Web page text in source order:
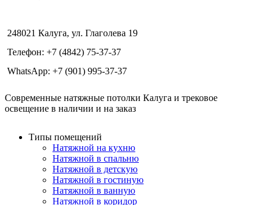
248021 Калуга, ул. Глаголева 19
Телефон: +7 (4842) 75-37-37
WhatsApp: +7 (901) 995-37-37
Современные натяжные потолки Калуга и трековое
освещение в наличии и на заказ
Типы помещений
Натяжной на кухню
Натяжной в спальню
Натяжной в детскую
Натяжной в гостиную
Натяжной в ванную
Натяжной в коридор